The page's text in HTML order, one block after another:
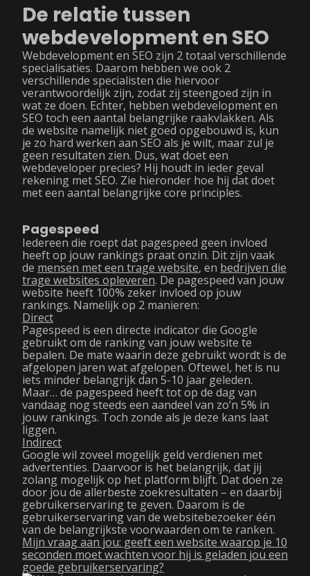
De relatie tussen
webdevelopment en SEO
Webdevelopment en SEO zijn 2 totaal verschillende
specialisaties. Daarom hebben we ook 2
verschillende specialisten die hiervoor
verantwoordelijk zijn, zodat zij steengoed zijn in
wat ze doen. Echter, hebben webdevelopment en
SEO toch een aantal belangrijke raakvlakken. Als
de website namelijk niet goed opgebouwd is, kun
je zo hard werken aan SEO als je wilt, maar zul je
geen resultaten zien. Dus, wat doet een
webdeveloper precies? Hij houdt in ieder geval
rekening met SEO. Zie hieronder hoe hij dat doet
met een aantal belangrijke core principles.
Pagespeed
Iedereen die roept dat pagespeed geen invloed
heeft op jouw rankings praat onzin. Dit zijn vaak
de mensen met een trage website, en bedrijven die
trage websites opleveren. De pagespeed van jouw
website heeft 100% zeker invloed op jouw
rankings. Namelijk op 2 manieren:
Direct
Pagespeed is een directe indicator die Google
gebruikt om de ranking van jouw website te
bepalen. De mate waarin deze gebruikt wordt is de
afgelopen jaren wat afgelopen. Oftewel, het is nu
iets minder belangrijk dan 5-10 jaar geleden.
Maar… de pagespeed heeft tot op de dag van
vandaag nog steeds een aandeel van zo’n 5% in
jouw rankings. Toch zonde als je deze kans laat
liggen.
Indirect
Google wil zoveel mogelijk geld verdienen met
advertenties. Daarvoor is het belangrijk, dat jij
zolang mogelijk op het platform blijft. Dat doen ze
door jou de allerbeste zoekresultaten – en daarbij
gebruikerservaring te geven. Daarom is de
gebruikerservaring van de websitebezoeker één
van de belangrijkste voorwaarden om te ranken.
Mijn vraag aan jou: geeft een website waarop je 10
seconden moet wachten voor hij is geladen jou een
goede gebruikerservaring?